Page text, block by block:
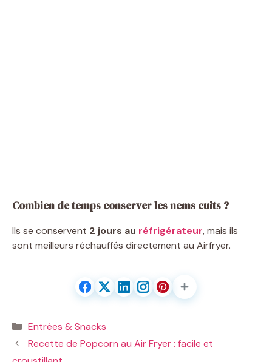
Combien de temps conserver les nems cuits ?
Ils se conservent 2 jours au réfrigérateur, mais ils
sont meilleurs réchauffés directement au Airfryer.
Catégories
Entrées & Snacks
Recette de Popcorn au Air Fryer : facile et